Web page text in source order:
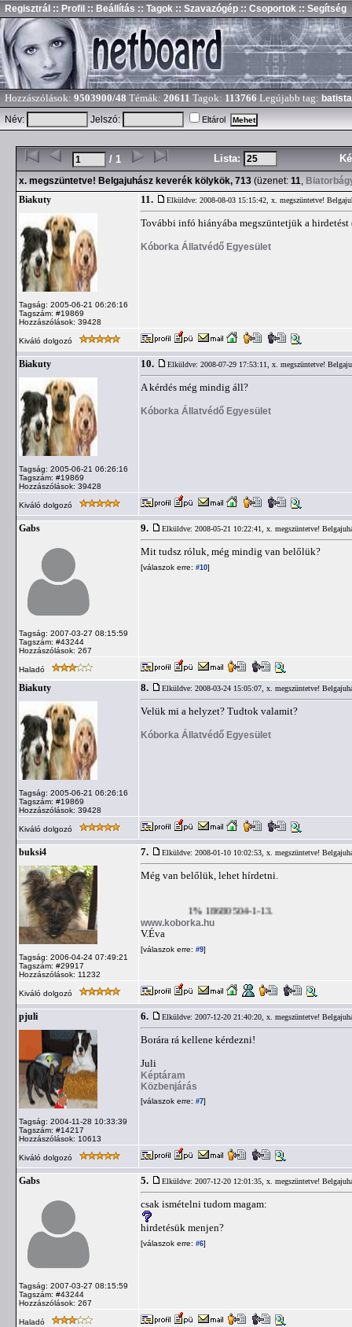
Regisztrál :: Profil :: Beállítás :: Tagok :: Szavazógép :: Csoportok :: Segítség
Hozzászólások: 9503900/48 Témák: 20611 Tagok: 113766 Legújabb tag: batista
Név:
Jelszó: Eltárol
/ 1 Lista:
x. megszüntetve! Belgajuhász keverék kölykök, 713 (üzenet: 11,
Biakuty
Tagság: 2005-06-21 06:26:16
Tagszám: #19869
Hozzászólások: 39428
11. Elküldve: 2008-08-03 15:15:42, x. megszüntetve!
További infó hiányába megszüntetjük a hirdetést
Kóborka Állatvédő Egyesület
Kiváló dolgozó
Biakuty
Tagság: 2005-06-21 06:26:16
Tagszám: #19869
Hozzászólások: 39428
10. Elküldve: 2008-07-29 17:53:11, x. megszüntetve!
A kérdés még mindig áll?
Kóborka Állatvédő Egyesület
Kiváló dolgozó
Gabs
Tagság: 2007-03-27 08:15:59
Tagszám: #43244
Hozzászólások: 267
9. Elküldve: 2008-05-21 10:22:41, x. megszüntetve!
Mit tudsz róluk, még mindig van belőlük?
[válaszok erre: #10]
Haladó
Biakuty
Tagság: 2005-06-21 06:26:16
Tagszám: #19869
Hozzászólások: 39428
8. Elküldve: 2008-03-24 15:05:07, x. megszüntetve!
Velük mi a helyzet? Tudtok valamit?
Kóborka Állatvédő Egyesület
Kiváló dolgozó
buksi4
Tagság: 2006-04-24 07:49:21
Tagszám: #29917
Hozzászólások: 11232
7. Elküldve: 2008-01-10 10:02:53, x. megszüntetve!
Még van belőlük, lehet hírdetni.
1% 18680504-1-13.
www.koborka.hu
V.Éva
[válaszok erre: #9]
Kiváló dolgozó
pjuli
Tagság: 2004-11-28 10:33:39
Tagszám: #14217
Hozzászólások: 10613
6. Elküldve: 2007-12-20 21:40:20, x. megszüntetve!
Borára rá kellene kérdezni!
Juli
Képtáram
Közbenjárás
[válaszok erre: #7]
Kiváló dolgozó
Gabs
Tagság: 2007-03-27 08:15:59
Tagszám: #43244
Hozzászólások: 267
5. Elküldve: 2007-12-20 12:01:35, x. megszüntetve!
csak ismételni tudom magam:
hirdetésük menjen?
[válaszok erre: #6]
Haladó